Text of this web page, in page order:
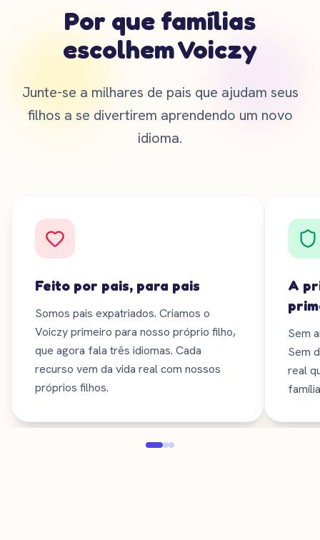
Por que famílias
escolhem Voiczy
Junte-se a milhares de pais que ajudam seus
filhos a se divertirem aprendendo um novo
idioma.
Feito por pais, para pais
Somos pais expatriados. Criamos o
Voiczy primeiro para nosso próprio filho,
que agora fala três idiomas. Cada
recurso vem da vida real com nossos
próprios filhos.
A
Sem
Sem
real